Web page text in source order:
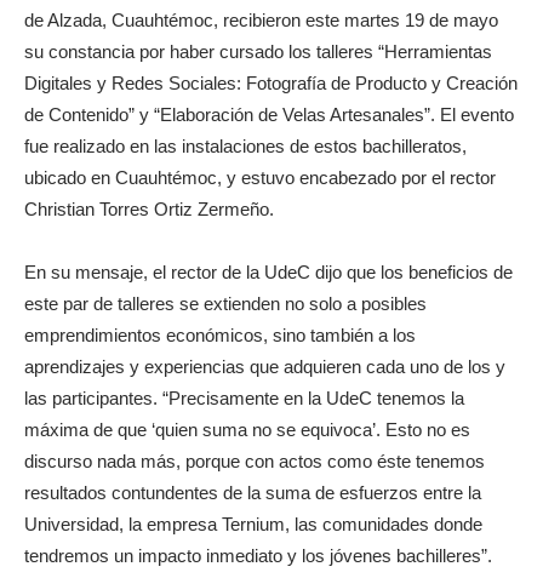
de Alzada, Cuauhtémoc, recibieron este martes 19 de mayo
su constancia por haber cursado los talleres “Herramientas
Digitales y Redes Sociales: Fotografía de Producto y Creación
de Contenido” y “Elaboración de Velas Artesanales”. El evento
fue realizado en las instalaciones de estos bachilleratos,
ubicado en Cuauhtémoc, y estuvo encabezado por el rector
Christian Torres Ortiz Zermeño.
En su mensaje, el rector de la UdeC dijo que los beneficios de
este par de talleres se extienden no solo a posibles
emprendimientos económicos, sino también a los
aprendizajes y experiencias que adquieren cada uno de los y
las participantes. “Precisamente en la UdeC tenemos la
máxima de que ‘quien suma no se equivoca’. Esto no es
discurso nada más, porque con actos como éste tenemos
resultados contundentes de la suma de esfuerzos entre la
Universidad, la empresa Ternium, las comunidades donde
tendremos un impacto inmediato y los jóvenes bachilleres”.